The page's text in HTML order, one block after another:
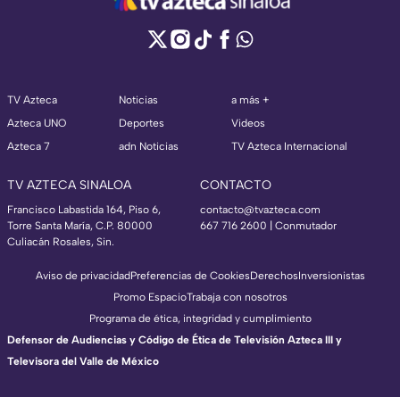
TV Azteca
Azteca UNO
Azteca 7
Noticias
Deportes
adn Noticias
a más +
Videos
TV Azteca Internacional
TV AZTECA SINALOA
Francisco Labastida 164, Piso 6,
Torre Santa María, C.P. 80000
Culiacán Rosales, Sin.
CONTACTO
contacto@tvazteca.com
667 716 2600 | Conmutador
Aviso de privacidadPreferencias de CookiesDerechosInversionistas
Promo EspacioTrabaja con nosotros
Programa de ética, integridad y cumplimiento
Defensor de Audiencias y Código de Ética de Televisión Azteca III y
Televisora del Valle de México